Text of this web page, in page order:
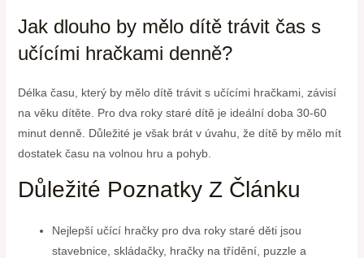
Jak dlouho by mělo dítě trávit čas s
učícími hračkami denně?
Délka času, který by mělo dítě trávit s učícími hračkami, závisí
na věku dítěte. Pro dva roky staré dítě je ideální doba 30-60
minut denně. Důležité je však brát v úvahu, že dítě by mělo mít
dostatek času na volnou hru a pohyb.
Důležité Poznatky Z Článku
Nejlepší učící hračky pro dva roky staré děti jsou
stavebnice, skládačky, hračky na třídění, puzzle a